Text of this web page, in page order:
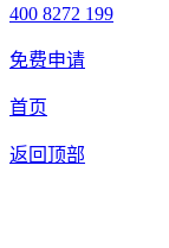
400 8272 199
免费申请
首页
返回顶部